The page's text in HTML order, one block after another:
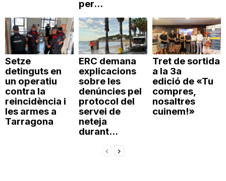
per...
Setze
detinguts en
un operatiu
contra la
reincidència i
les armes a
Tarragona
ERC demana
explicacions
sobre les
denúncies pel
protocol del
servei de
neteja
durant...
Tret de sortida
a la 3a
edició de «Tu
compres,
nosaltres
cuinem!»